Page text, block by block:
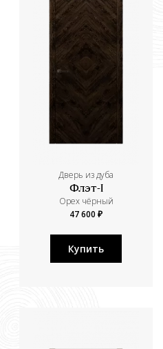
Дверь из дуба
Флэт-I
Орех чёрный
47 600 ₽
Купить